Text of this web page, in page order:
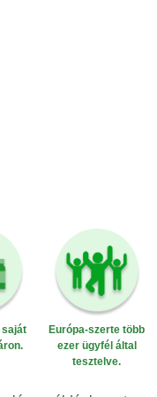
saját
Európa-szerte több
ezer ügyfél által
tesztelve.